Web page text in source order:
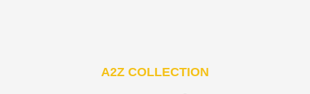
A2Z COLLECTION